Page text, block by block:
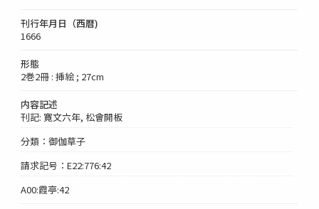
刊行年月日（西暦)
1666
形態
2巻2冊 : 挿絵 ; 27cm
内容記述
刊記: 寛文六年, 松會開板
分類：御伽草子
請求記号：E22:776:42
A00:霞亭:42